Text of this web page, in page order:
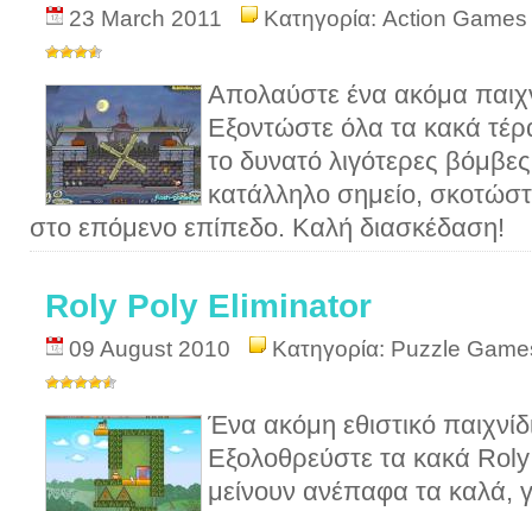
23 March 2011 Κατηγορία: Action Games
Απολαύστε ένα ακόμα
Εξοντώστε όλα τα κακά
το δυνατό λιγότερες
κατάλληλο σημείο,
στο επόμενο επίπεδο. Καλή διασκέδαση!
Roly Poly Eliminator
09 August 2010 Κατηγορία: Puzzle
Ένα ακόμη εθιστικό
Εξολοθρεύστε τα κακά
μείνουν ανέπαφα τα καλά,